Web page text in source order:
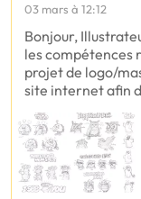
03 mars à 12:12
Bonjour,
les compétences
projet de logo/
site internet afin